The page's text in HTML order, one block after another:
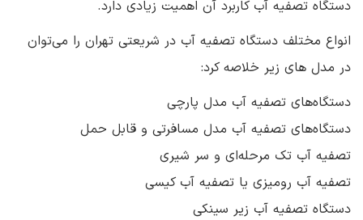
دستگاه تصفیه آب کاربرد آن اهمیت زیادی دارد.
انواع مختلف دستگاه تصفیه آب در شریعتی تهران را می‌توان
در مدل‌ های زیر خلاصه کرد:
دستگاه‌های تصفیه آب مدل پارچی
دستگاه‌های تصفیه آب مدل مسافرتی و قابل حمل
تصفیه آب تک مرحله‌ای و سر شیری
تصفیه آب رومیزی یا تصفیه آب کیسی
دستگاه تصفیه آب زیر سینکی